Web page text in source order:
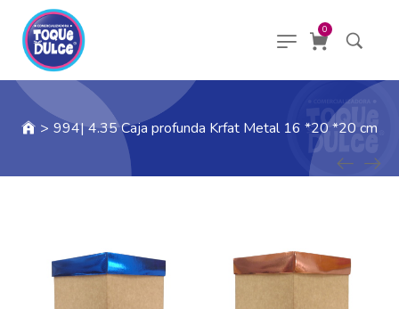
0
> 994| 4.35 Caja profunda Krfat Metal 16 *20 *20 cm